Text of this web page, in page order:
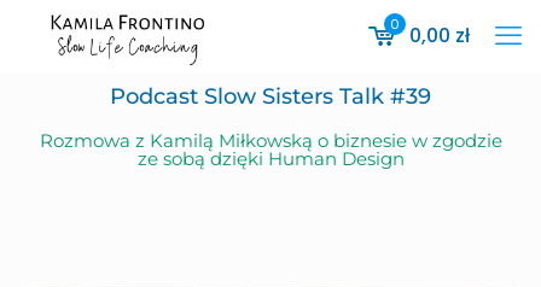
0 0,00 zł
Podcast Slow Sisters Talk #39
Rozmowa z Kamilą Miłkowską o biznesie w zgodzie
ze sobą dzięki Human Design